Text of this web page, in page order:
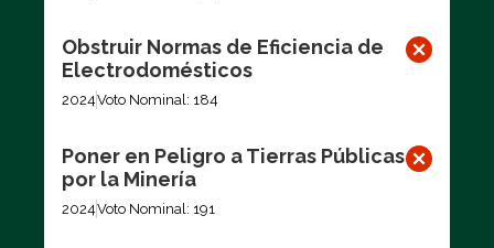
Obstruir Normas de Eficiencia de
Electrodomésticos
2024Voto Nominal: 184
Poner en Peligro a Tierras Públicas
por la Minería
2024Voto Nominal: 191